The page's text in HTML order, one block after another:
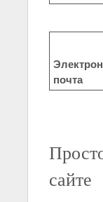
почта
сайте